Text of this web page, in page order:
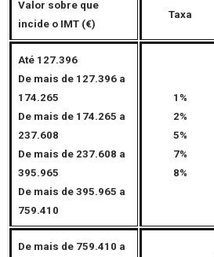
Valor sobre que
incide o IMT (€)
Taxa
Até 127.396
De mais de 127.396 a
174.265
De mais de 174.265 a
237.608
De mais de 237.608 a
395.965
De mais de 395.965 a
759.410
1%
2%
5%
7%
8%
De mais de 759.410 a